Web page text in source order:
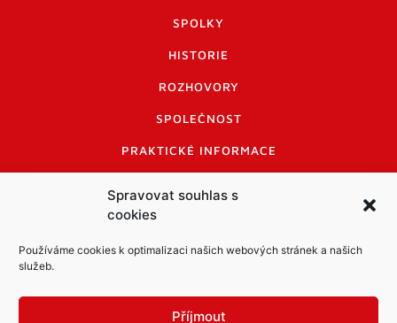
Spravovat souhlas s
cookies
Používáme cookies k optimalizaci našich webových stránek a našich
služeb.
Příjmout
SPOLKY
HISTORIE
ROZHOVORY
SPOLEČNOST
PRAKTICKÉ INFORMACE
INFORMACE A KODEX DISKUTUJÍCÍCH
LOGO A LOGO MANUÁL